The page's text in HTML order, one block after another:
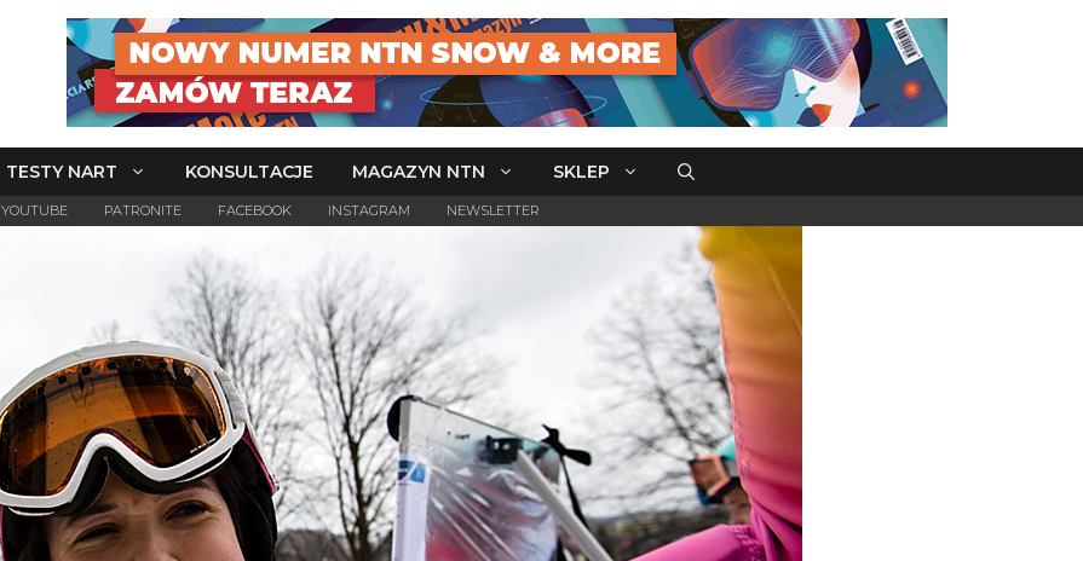
TESTY NART KONSULTACJE MAGAZYN NTN SKLEP
YOUTUBE PATRONITE FACEBOOK INSTAGRAM NEWSLETTER